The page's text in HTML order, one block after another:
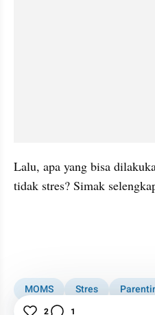
Lalu, apa yang bisa
tidak stres? Simak
MOMS Stres
2 1